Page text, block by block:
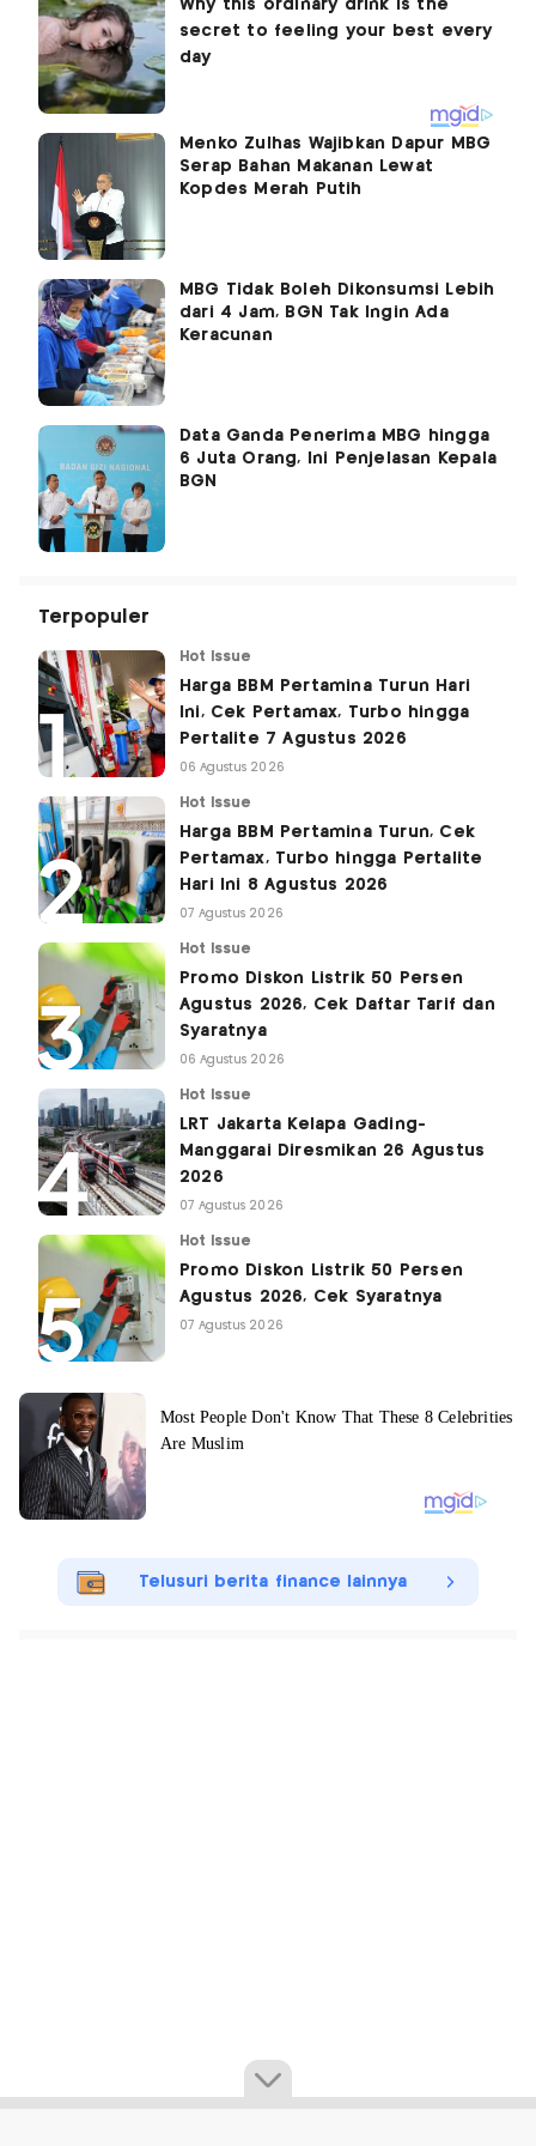
Menko Zulhas Wajibkan Dapur MBG
Serap Bahan Makanan Lewat
Kopdes Merah Putih
MBG Tidak Boleh Dikonsumsi Lebih
dari 4 Jam, BGN Tak Ingin Ada
Keracunan
Data Ganda Penerima MBG hingga
6 Juta Orang, Ini Penjelasan Kepala
BGN
Terpopuler
Hot Issue
Harga BBM Pertamina Turun Hari
Ini, Cek Pertamax, Turbo hingga
Pertalite 7 Agustus 2026
06 Agustus 2026
Hot Issue
Harga BBM Pertamina Turun, Cek
Pertamax, Turbo hingga Pertalite
Hari Ini 8 Agustus 2026
07 Agustus 2026
Hot Issue
Promo Diskon Listrik 50 Persen
Agustus 2026, Cek Daftar Tarif dan
Syaratnya
06 Agustus 2026
Hot Issue
LRT Jakarta Kelapa Gading-
Manggarai Diresmikan 26 Agustus
2026
07 Agustus 2026
Hot Issue
Promo Diskon Listrik 50 Persen
Agustus 2026, Cek Syaratnya
07 Agustus 2026
Telusuri berita finance lainnya